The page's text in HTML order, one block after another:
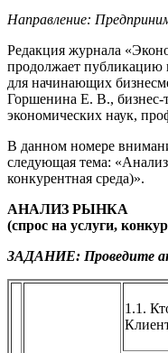
Направление:
Редакция журнала
продолжает публикацию
для начинающих
Горшенина Е. В., бизнес-
экономических наук,
В данном номере
следующая тема:
конкурентная среда)».
АНАЛИЗ РЫНКА
(спрос на услуги,
ЗАДАНИЕ: Проведите
1.1.